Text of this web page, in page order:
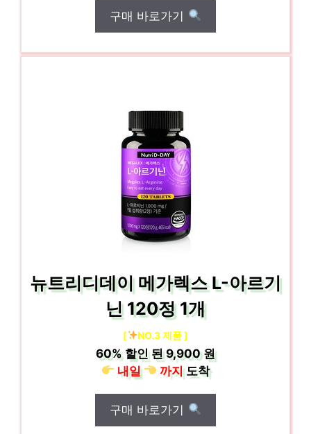
구매 바로가기
뉴트리디데이 메가렉스 L-아르기
닌 120정 1개
[ NO.3 제품 ]
60% 할인 된9,900 원
내일
까지도착
구매 바로가기